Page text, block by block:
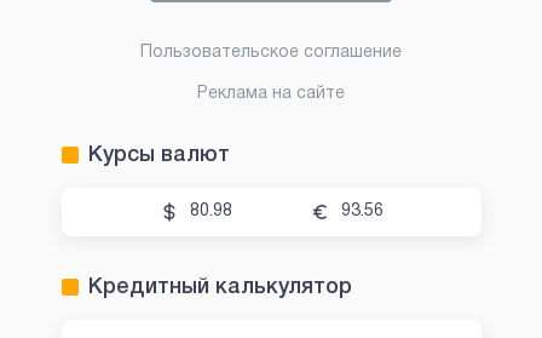
Пользовательское соглашение
Реклама на сайте
Курсы валют
80.98 93.56
Кредитный калькулятор